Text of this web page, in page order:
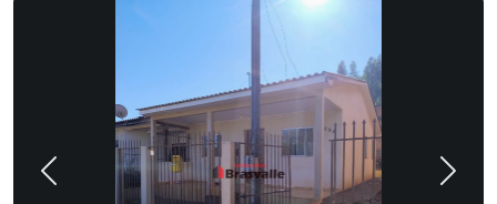
Previous Next